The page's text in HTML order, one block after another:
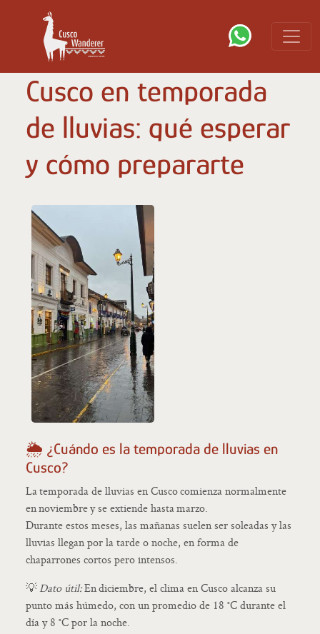
Cusco en temporada
de lluvias: qué esperar
y cómo prepararte
🌦️ ¿Cuándo es la temporada de lluvias en
Cusco?
La temporada de lluvias en Cusco comienza normalmente
en noviembre y se extiende hasta marzo.
Durante estos meses, las mañanas suelen ser soleadas y las
lluvias llegan por la tarde o noche, en forma de
chaparrones cortos pero intensos.
💡Dato útil:En diciembre, el clima en Cusco alcanza su
punto más húmedo, con un promedio de 18 °C durante el
día y 8 °C por la noche.